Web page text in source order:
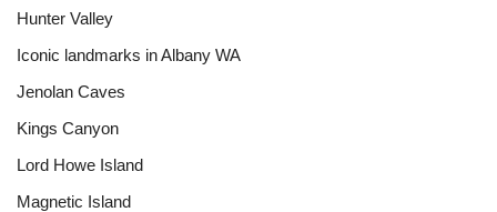
Hunter Valley
Iconic landmarks in Albany WA
Jenolan Caves
Kings Canyon
Lord Howe Island
Magnetic Island